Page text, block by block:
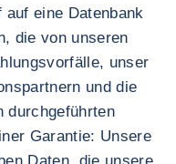
eine Datenbank
die von unseren
unser
und die
durchgeführten
Garantie: Unsere